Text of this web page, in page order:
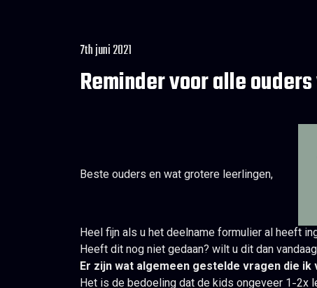
7th juni 2021
Reminder voor alle
Beste ouders en wat grotere leerlingen,
Heel fijn als u het deelname formulier al heeft
Heeft dit nog niet gedaan? wilt u dit dan
Er zijn wat algemeen gestelde vragen die
Het is de bedoeling dat de kids ongeveer 1-2x